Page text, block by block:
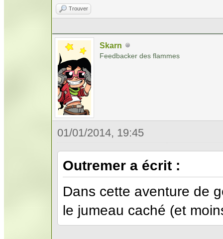
Trouver
Skarn
Feedbacker des flammes
01/01/2014, 19:45
Outremer a écrit :
Dans cette aventure de
le jumeau caché (et